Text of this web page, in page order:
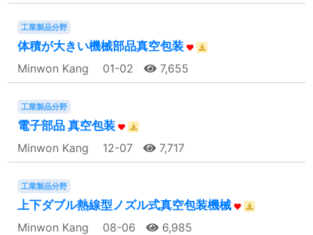
工業製品分野
体積が大きい機械部品真空包装
Minwon Kang 01-02 7,655
工業製品分野
電子部品 真空包装
Minwon Kang 12-07 7,717
工業製品分野
上下ダブル熱線型ノズル式真空包装機械
Minwon Kang 08-06 6,985